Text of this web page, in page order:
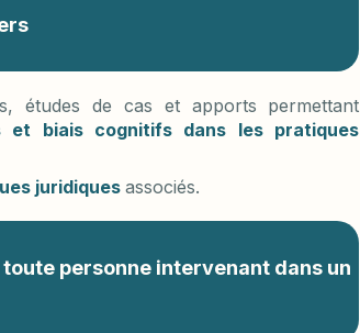
études de cas et apports permettant
biais cognitifs dans les pratiques
juridiquesassociés.
toute personne intervenant dans un